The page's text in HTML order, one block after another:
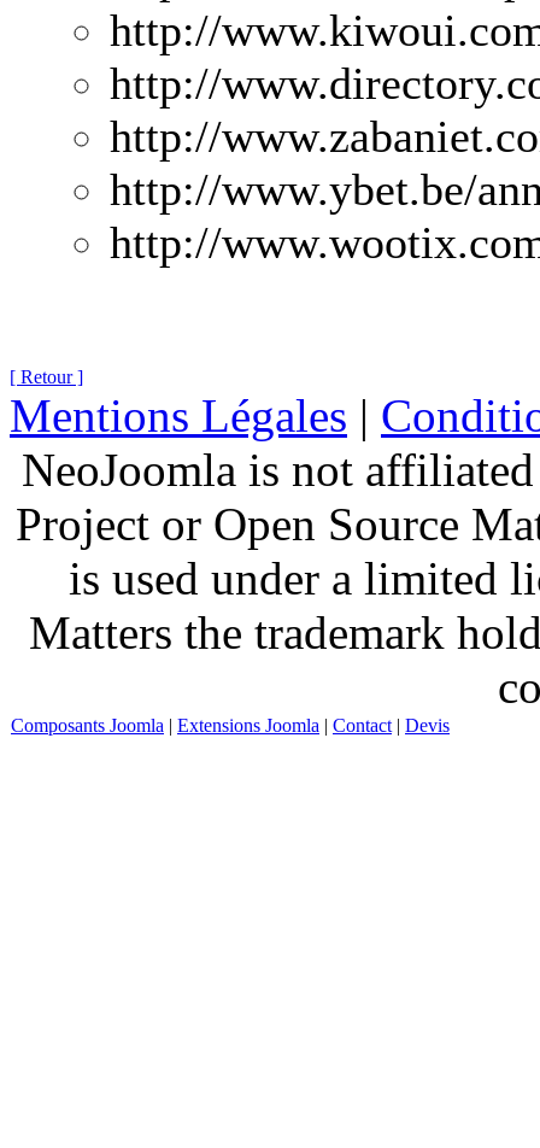
http://
http://
http://
http://www.ybet.be/
http://
[ Retour ]
Mentions Légales |
NeoJoomla is not
Project or Open Source
is used under a limited
Matters the trademark
Composants Joomla | Extensions Joomla | Contact | Devis